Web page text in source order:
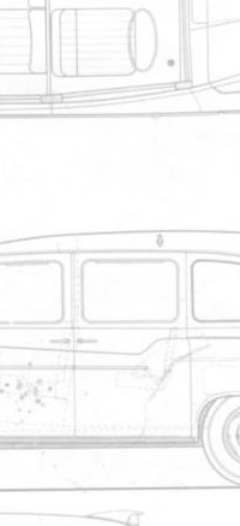
The Beast 1997
pour la publication
beau van, sans aucun
d'apprendre qu'il va
200, etc.
le dira...
sherwood
Le 18/08/2020 à 07h31